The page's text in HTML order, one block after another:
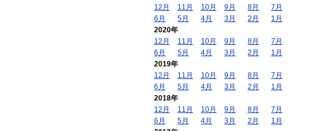
12月
11月 10月 9月 8月
7月
6月
5月 4月 3月 2月
1月
2020年
12月
11月 10月 9月 8月
7月
6月
5月 4月 3月 2月
1月
2019年
12月
11月 10月 9月 8月
7月
6月
5月 4月 3月 2月
1月
2018年
12月
11月 10月 9月 8月
7月
6月
5月 4月 3月 2月
1月